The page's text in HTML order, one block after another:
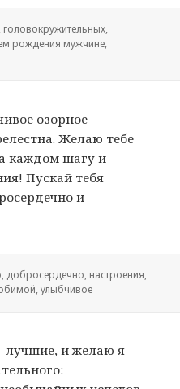
, головокружительных,
рождения мужчине,
озорное
Желаю тебе
каждом шагу и
Пускай тебя
и
, добросердечно, настроения,
,улыбчивое
лучшие, и желаю я